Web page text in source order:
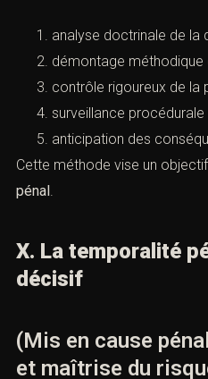
analyse doctrinale de la
démontage
contrôle rigoureux de la
surveillance procédurale
anticipation des
Cette méthode vise un
pénal
X. La temporalité
décisif
(Mis en cause
et maîtrise du